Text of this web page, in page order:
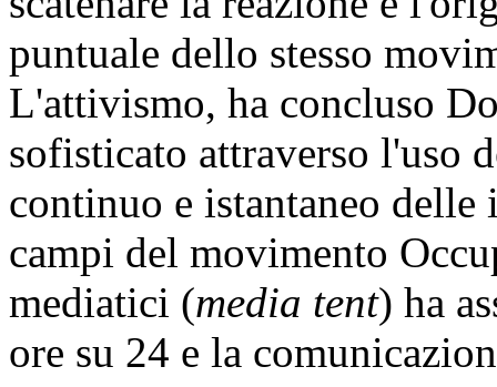
puntuale dello stesso
L'attivismo, ha concluso
sofisticato attraverso l'uso
continuo e istantaneo
campi del movimento
mediatici (media tent) ha
ore su 24 e la